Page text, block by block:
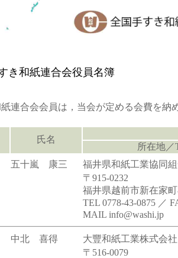
き和紙連合会役員名簿
連合会会員は，当会が定める会費を納
氏名
所在地
五十嵐 康三
福井県和紙工業協同
〒915-0232
福井県越前市新在家
TEL 0778-43-0875 ／
MAIL info@washi.jp
中北 喜得
大豐和紙工業株式会社
〒516-0079